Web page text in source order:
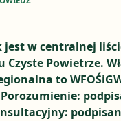
jest w centralnej
Czyste Powietrze.
to